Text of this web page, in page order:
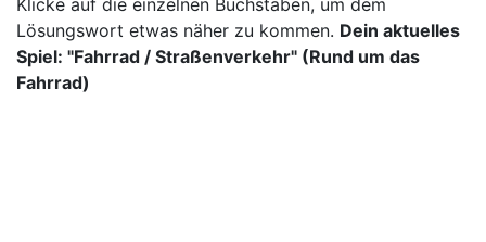
Klicke auf die einzelnen Buchstaben, um dem
Lösungswort etwas näher zu kommen. Dein aktuelles
Spiel: "Fahrrad / Straßenverkehr" (Rund um das
Fahrrad)